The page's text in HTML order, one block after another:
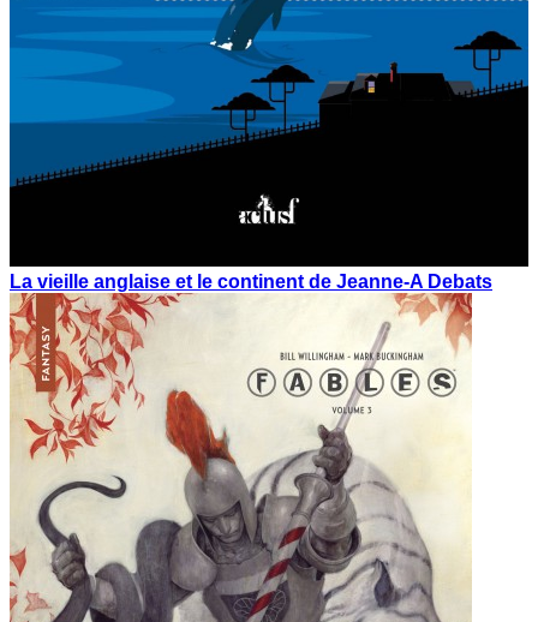
La vieille anglaise et le continent de Jeanne-A Debats